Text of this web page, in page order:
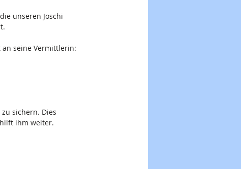
unseren Joschi
an seine Vermittlerin:
sichern. Dies
ihm weiter.